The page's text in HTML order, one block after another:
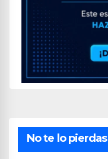
No te lo pierdas